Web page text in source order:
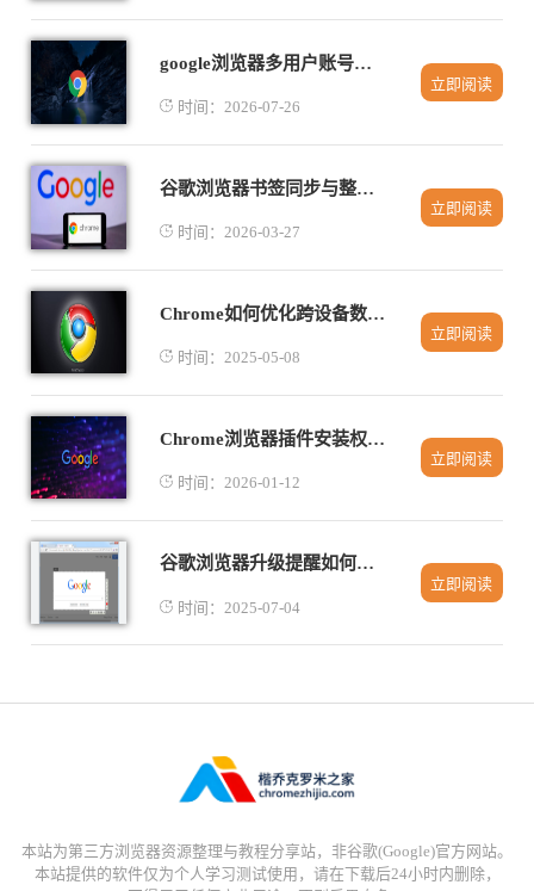
google浏览器多用户账号切换功能解析
时间：2026-07-26
立即阅读
谷歌浏览器书签同步与整理操作方法及技巧教程
时间：2026-03-27
立即阅读
Chrome如何优化跨设备数据同步减少加载时间
时间：2025-05-08
立即阅读
Chrome浏览器插件安装权限管理操作详解
时间：2026-01-12
立即阅读
谷歌浏览器升级提醒如何关闭
时间：2025-07-04
立即阅读
本站为第三方浏览器资源整理与教程分享站，非谷歌(Google)官方网站。
本站提供的软件仅为个人学习测试使用，请在下载后24小时内删除，